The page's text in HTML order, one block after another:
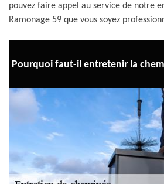
pouvez faire appel au service de notre
Ramonage 59 que vous soyez
Pourquoi faut-il entretenir la